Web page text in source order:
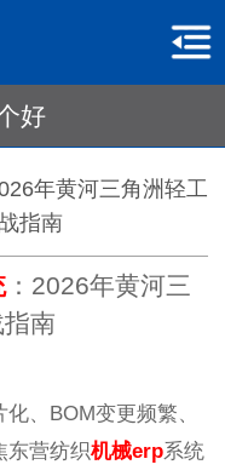
好
年黄河三角洲轻工
指南
：2026年黄河三
南
、BOM变更频繁、
东营纺织机械erp系统